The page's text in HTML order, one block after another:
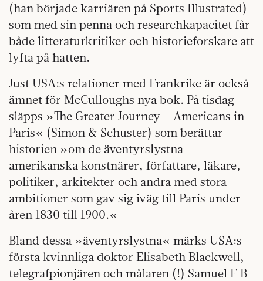
(han började karriären på Sports Illustrated)
som med sin penna och researchkapacitet får
både ­litteraturkritiker och historieforskare att
lyfta på hatten.
Just USA:s relationer med Frankrike är också
ämnet för McCulloughs nya bok. På tisdag
släpps »The Greater Journey – Americans in
Paris« (Simon & Schuster) som berättar
historien »om de äventyrslystna
amerikanska konstnärer, författare, läkare,
politiker, arkitekter och andra med stora
ambitioner som gav sig iväg till Paris under
åren 1830 till 1900.«
Bland dessa »äventyrslystna« märks USA:s
första kvinnliga doktor Elisabeth Blackwell,
telegrafpionjären och målaren (!) Samuel F B